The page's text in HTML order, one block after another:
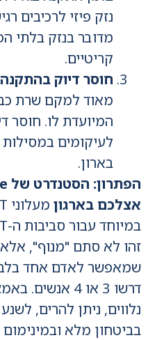
נזק פיזי לרכיבים
מדובר בנזק בלתי
קריטיים.
חוסר דיוק
מאוד למקם שרת
המיועדת לו. חוסר
לעיקומים
בארון.
אצלכם בארגון
זהו לא סתם "מנוף", אלא
שמאפשר לאדם אחד
דרשו 3 או 4
נלווים, ניתן להרים,
בביטחון מלא